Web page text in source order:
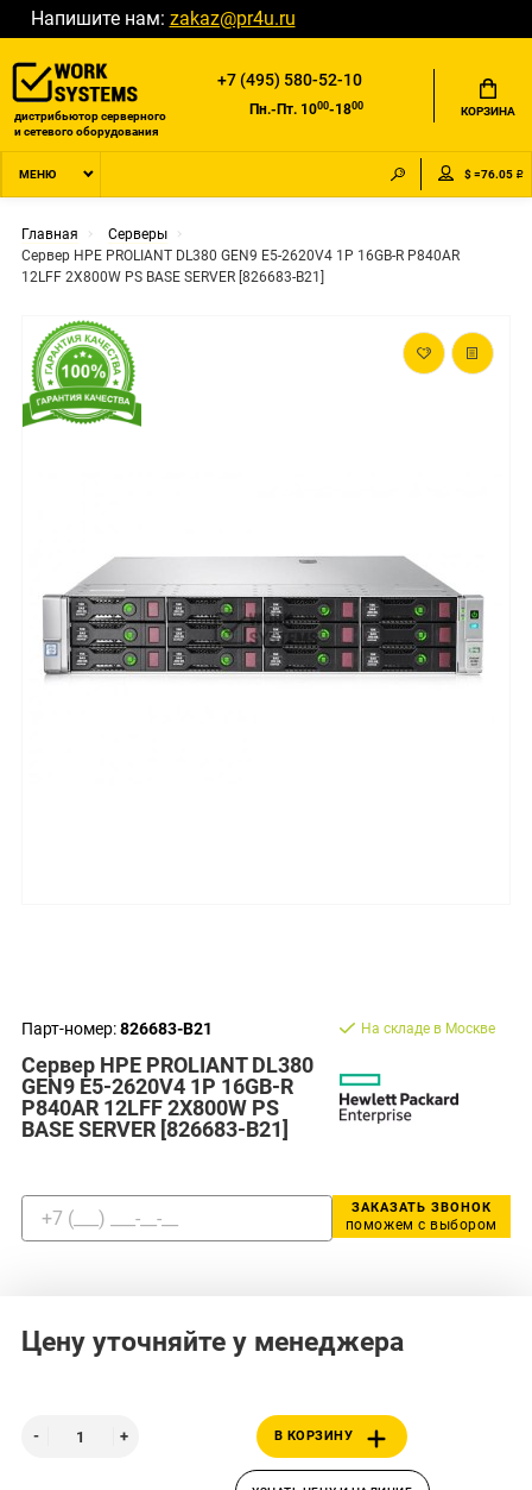
Напишите нам: zakaz@pr4u.ru
дистрибьютор серверного
и сетевого оборудования
+7 (495) 580-52-10
Пн.-Пт. 1000-1800 КОРЗИНА
МЕНЮ $ =76.05 ₽
Главная
Серверы
Сервер HPE PROLIANT DL380 GEN9 E5-2620V4 1P 16GB-R P840AR
12LFF 2X800W PS BASE SERVER [826683-B21]
Парт-номер:826683-B21
Сервер HPE PROLIANT DL380
GEN9 E5-2620V4 1P 16GB-R
P840AR 12LFF 2X800W PS
BASE SERVER [826683-B21]
На складе в Москве
ЗАКАЗАТЬ ЗВОНОК
поможем с выбором
Цену уточняйте у менеджера
В КОРЗИНУ